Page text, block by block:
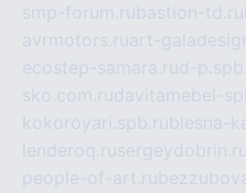
smp-forum.rubastion-td.ru
avrmotors.ruart-
ecostep-samara.rud-
sko.com.rudavitamebel-
kokoroyari.spb.rublesna-
lenderoq.rusergeydobrin.ru
people-of-art.ru